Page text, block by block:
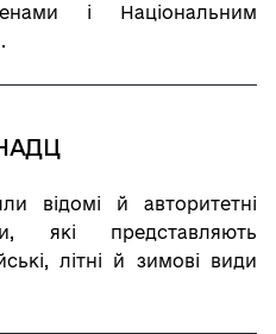
і Національним
відомі й авторитетні
які представляють
літні й зимові види